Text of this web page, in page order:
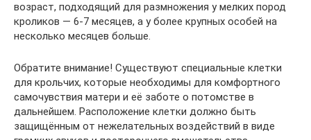
возраст, подходящий для размножения у мелких пород
кроликов — 6-7 месяцев, а у более крупных особей на
несколько месяцев больше.
Обратите внимание! Существуют специальные клетки
для крольчих, которые необходимы для комфортного
самочувствия матери и её заботе о потомстве в
дальнейшем. Расположение клетки должно быть
защищённым от нежелательных воздействий в виде